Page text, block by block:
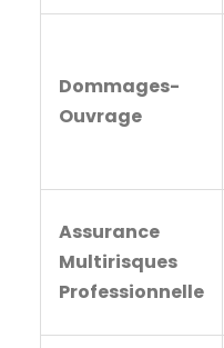
Dommages-
Ouvrage
Assurance
Multirisques
Professionnelle